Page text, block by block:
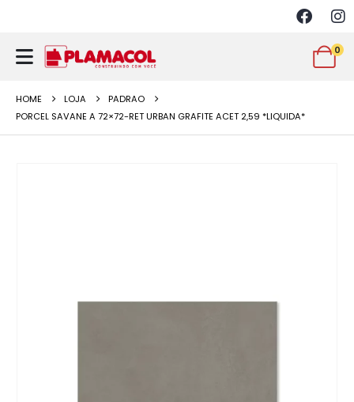
0
HOME LOJA
PADRAO
PORCEL SAVANE A 72×72-RET URBAN GRAFITE ACET 2,59 *LIQUIDA*